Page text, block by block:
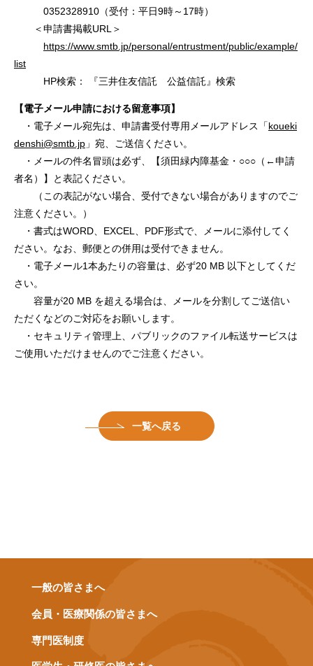
0352328910（受付：平日9時～17時）
＜申請書掲載URL＞
https://www.smtb.jp/personal/entrustment/public/example/
list
HP検索： 『三井住友信託 公益信託』検索
【電子メール申請における留意事項】
・電子メール宛先は、申請書受付専用メールアドレス「koueki
denshi@smtb.jp 」宛、ご送信ください。
・メールの件名冒頭は必ず、【須田緑内障基金・○○○（←申請
者名）】と表記ください。
（この表記がない場合、受付できない場合がありますのでご
注意ください。）
・書式はWORD、EXCEL、PDF形式で、メールに添付してく
ださい。なお、郵便との併用は受付できません。
・電子メール1本あたりの容量は、必ず20 MB 以下としてくだ
さい。
容量が20 MB を超える場合は、メールを分割してご送信い
ただくなどのご対応をお願いします。
・セキュリティ管理上、パブリックのファイル転送サービスは
ご使用いただけませんのでご注意ください。
一覧へ戻る
一般の皆さまへ
会員・医療関係の皆さまへ
専門医制度